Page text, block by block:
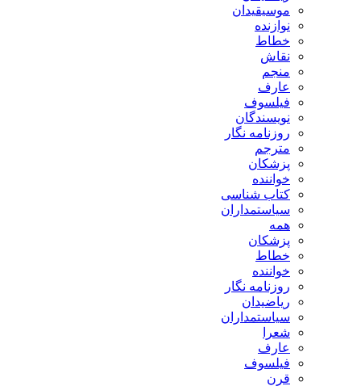
موسیقیدان
نوازنده
خطاط
نقاش
منجم
عارف
فیلسوف
نویسندگان
روزنامه نگار
مترجم
پزشکان
خواننده
کتاب شناسی
سیاستمداران
همه
پزشکان
خطاط
خواننده
روزنامه نگار
ریاضیدان
سیاستمداران
شعرا
عارف
فیلسوف
قرن